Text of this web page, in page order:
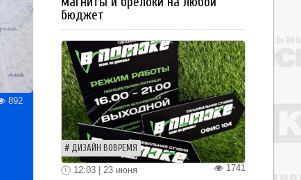
892
бюджет
ДИЗАЙН ВОВРЕМЯ
1741
12:03 | 23 июня